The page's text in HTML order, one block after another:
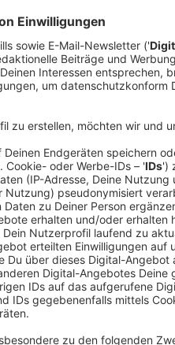
medienportal/pressedienst-
bruecke-heerdter-
mitteilungen/Seiten/